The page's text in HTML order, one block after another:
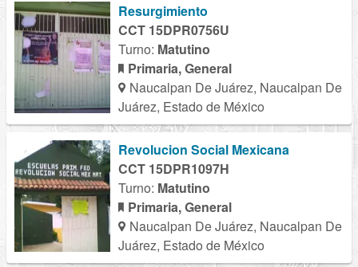
Resurgimiento
CCT 15DPR0756U
Turno: Matutino
Primaria, General
Naucalpan De Juárez, Naucalpan De
Juárez, Estado de México
Revolucion Social Mexicana
CCT 15DPR1097H
Turno: Matutino
Primaria, General
Naucalpan De Juárez, Naucalpan De
Juárez, Estado de México